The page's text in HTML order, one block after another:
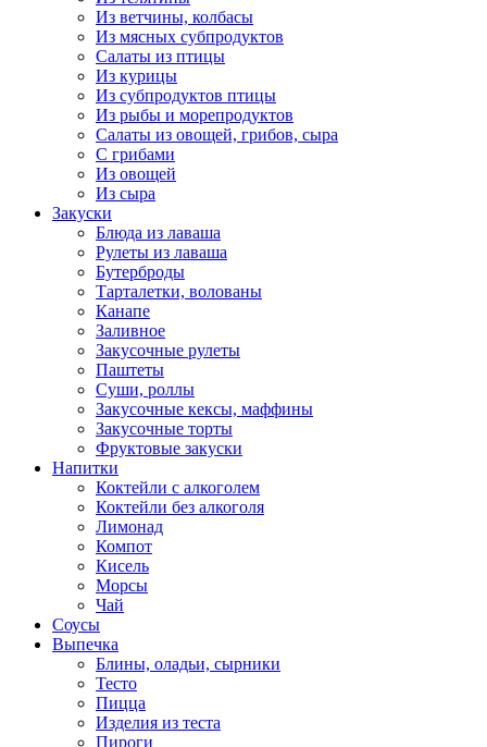
Из ветчины, колбасы
Из мясных субпродуктов
Салаты из птицы
Из курицы
Из субпродуктов птицы
Из рыбы и морепродуктов
Салаты из овощей, грибов, сыра
С грибами
Из овощей
Из сыра
Закуски
Блюда из лаваша
Рулеты из лаваша
Бутерброды
Тарталетки, волованы
Канапе
Заливное
Закусочные рулеты
Паштеты
Суши, роллы
Закусочные кексы, маффины
Закусочные торты
Фруктовые закуски
Напитки
Коктейли с алкоголем
Коктейли без алкоголя
Лимонад
Компот
Кисель
Морсы
Чай
Соусы
Выпечка
Блины, оладьи, сырники
Тесто
Пицца
Изделия из теста
Пироги